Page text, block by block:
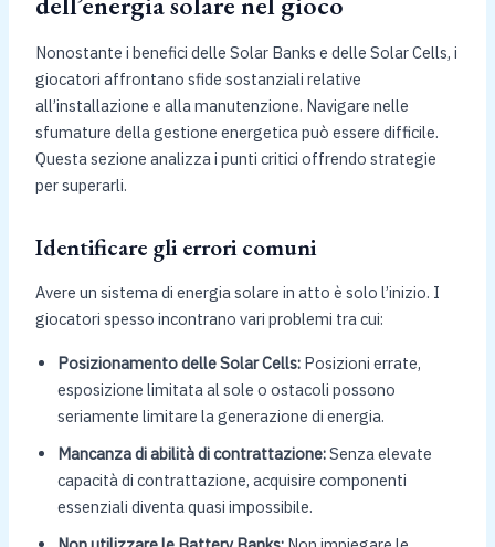
Nonostante i benefici delle Solar Banks e delle Solar Cells, i
giocatori affrontano sfide sostanziali relative
all’installazione e alla manutenzione. Navigare nelle
sfumature della gestione energetica può essere difficile.
Questa sezione analizza i punti critici offrendo strategie
per superarli.
Identificare gli errori comuni
Avere un sistema di energia solare in atto è solo l’inizio. I
giocatori spesso incontrano vari problemi tra cui:
Posizionamento delle Solar Cells:Posizioni errate,
esposizione limitata al sole o ostacoli possono
seriamente limitare la generazione di energia.
Mancanza di abilità di contrattazione:Senza elevate
capacità di contrattazione, acquisire componenti
essenziali diventa quasi impossibile.